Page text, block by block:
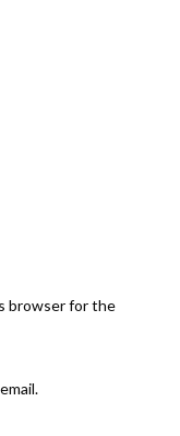
browser for the